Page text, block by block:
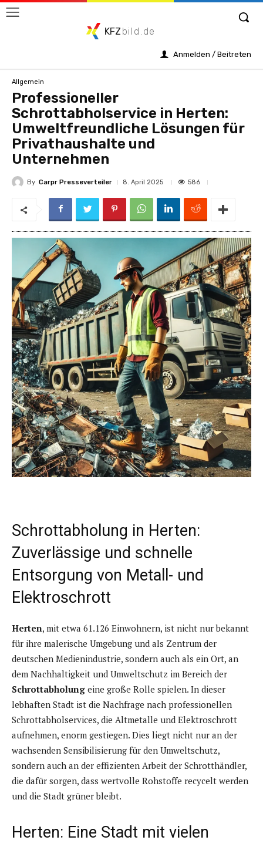
KFZ bild.de
Anmelden / Beitreten
Allgemein
Professioneller
Schrottabholservice in Herten:
Umweltfreundliche Lösungen für
Privathaushalte und
Unternehmen
By Carpr Presseverteiler 8. April 2025 586
Schrottabholung in Herten:
Zuverlässige und schnelle
Entsorgung von Metall- und
Elektroschrott
Herten, mit etwa 61.126 Einwohnern, ist nicht nur bekannt
für ihre malerische Umgebung und als Zentrum der
deutschen Medienindustrie, sondern auch als ein Ort, an
dem Nachhaltigkeit und Umweltschutz im Bereich der
Schrottabholung eine große Rolle spielen. In dieser
lebhaften Stadt ist die Nachfrage nach professionellen
Schrottabholservices, die Altmetalle und Elektroschrott
aufnehmen, enorm gestiegen. Dies liegt nicht nur an der
wachsenden Sensibilisierung für den Umweltschutz,
sondern auch an der effizienten Arbeit der Schrotthändler,
die dafür sorgen, dass wertvolle Rohstoffe recycelt werden
und die Stadt grüner bleibt.
Herten: Eine Stadt mit vielen